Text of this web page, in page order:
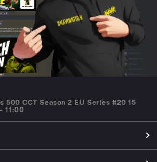
500 CCT Season 2 EU Series #20 15
11:00